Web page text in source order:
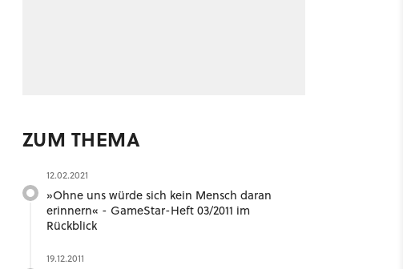
ZUM THEMA
12.02.2021
»Ohne uns würde sich kein Mensch daran
erinnern« - GameStar-Heft 03/2011 im
Rückblick
19.12.2011